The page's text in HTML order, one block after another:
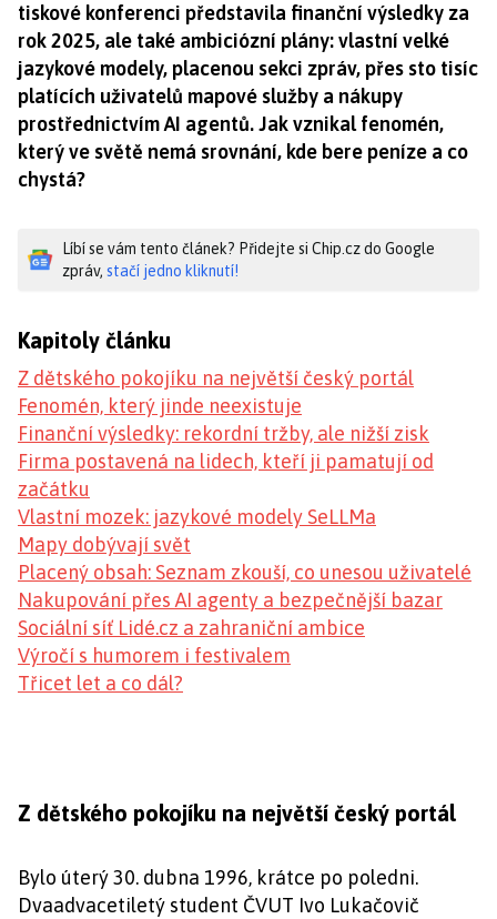
tiskové konferenci představila finanční výsledky za
rok 2025, ale také ambiciózní plány: vlastní velké
jazykové modely, placenou sekci zpráv, přes sto tisíc
platících uživatelů mapové služby a nákupy
prostřednictvím AI agentů. Jak vznikal fenomén,
který ve světě nemá srovnání, kde bere peníze a co
chystá?
Líbí se vám tento článek? Přidejte si Chip.cz do Google
zpráv, stačí jedno kliknutí!
Kapitoly článku
Z dětského pokojíku na největší český portál
Fenomén, který jinde neexistuje
Finanční výsledky: rekordní tržby, ale nižší zisk
Firma postavená na lidech, kteří ji pamatují od
začátku
Vlastní mozek: jazykové modely SeLLMa
Mapy dobývají svět
Placený obsah: Seznam zkouší, co unesou uživatelé
Nakupování přes AI agenty a bezpečnější bazar
Sociální síť Lidé.cz a zahraniční ambice
Výročí s humorem i festivalem
Třicet let a co dál?
Z dětského pokojíku na největší český portál
Bylo úterý 30. dubna 1996, krátce po poledni.
Dvaadvacetiletý student ČVUT Ivo Lukačovič